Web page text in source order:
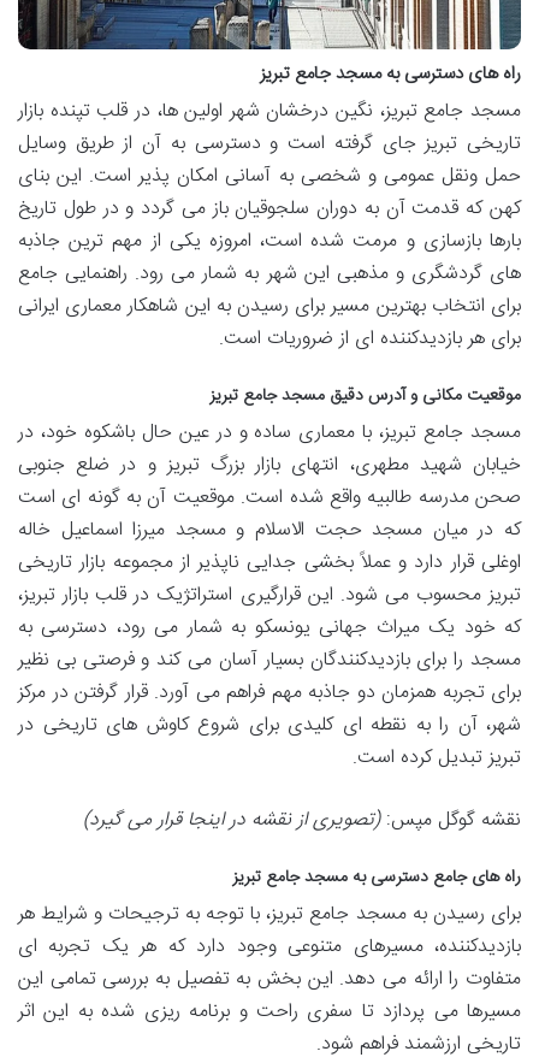
راه های دسترسی به مسجد جامع تبریز
مسجد جامع تبریز، نگین درخشان شهر اولین ها، در قلب تپنده بازار
تاریخی تبریز جای گرفته است و دسترسی به آن از طریق وسایل
حمل ونقل عمومی و شخصی به آسانی امکان پذیر است. این بنای
کهن که قدمت آن به دوران سلجوقیان باز می گردد و در طول تاریخ
بارها بازسازی و مرمت شده است، امروزه یکی از مهم ترین جاذبه
های گردشگری و مذهبی این شهر به شمار می رود. راهنمایی جامع
برای انتخاب بهترین مسیر برای رسیدن به این شاهکار معماری ایرانی
برای هر بازدیدکننده ای از ضروریات است.
موقعیت مکانی و آدرس دقیق مسجد جامع تبریز
مسجد جامع تبریز، با معماری ساده و در عین حال باشکوه خود، در
خیابان شهید مطهری، انتهای بازار بزرگ تبریز و در ضلع جنوبی
صحن مدرسه طالبیه واقع شده است. موقعیت آن به گونه ای است
که در میان مسجد حجت الاسلام و مسجد میرزا اسماعیل خاله
اوغلی قرار دارد و عملاً بخشی جدایی ناپذیر از مجموعه بازار تاریخی
تبریز محسوب می شود. این قرارگیری استراتژیک در قلب بازار تبریز،
که خود یک میراث جهانی یونسکو به شمار می رود، دسترسی به
مسجد را برای بازدیدکنندگان بسیار آسان می کند و فرصتی بی نظیر
برای تجربه همزمان دو جاذبه مهم فراهم می آورد. قرار گرفتن در مرکز
شهر، آن را به نقطه ای کلیدی برای شروع کاوش های تاریخی در
تبریز تبدیل کرده است.
نقشه گوگل مپس:(تصویری از نقشه در اینجا قرار می گیرد)
راه های جامع دسترسی به مسجد جامع تبریز
برای رسیدن به مسجد جامع تبریز، با توجه به ترجیحات و شرایط هر
بازدیدکننده، مسیرهای متنوعی وجود دارد که هر یک تجربه ای
متفاوت را ارائه می دهد. این بخش به تفصیل به بررسی تمامی این
مسیرها می پردازد تا سفری راحت و برنامه ریزی شده به این اثر
تاریخی ارزشمند فراهم شود.